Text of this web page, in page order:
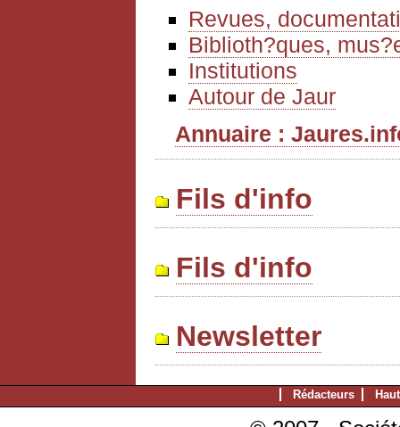
Revues,
Biblioth?ques,
Institutions
Autour de Jaur
Annuaire :
Fils d'info
Fils d'info
Newsletter
Rédacteurs